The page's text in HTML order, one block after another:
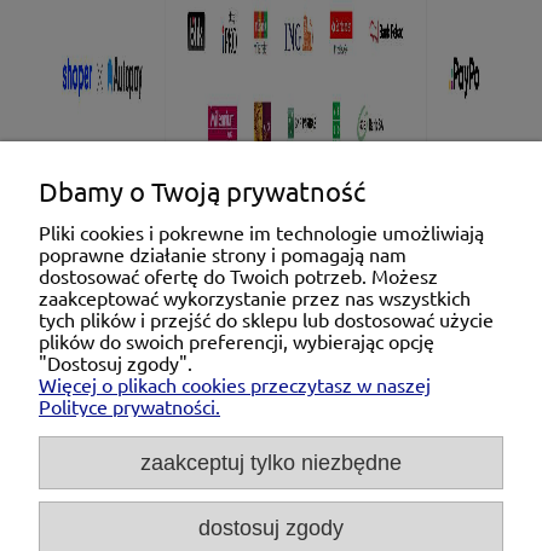
Pomoc
Moje konto
Płatności i dostawa
O nas
Michał Niedźwiecki Dobra Armatura, ul. Krakowska
Dbamy o Twoją prywatność
Pliki cookies i pokrewne im technologie umożliwiają
poprawne działanie strony i pomagają nam
dostosować ofertę do Twoich potrzeb. Możesz
zaakceptować wykorzystanie przez nas wszystkich
tych plików i przejść do sklepu lub dostosować użycie
plików do swoich preferencji, wybierając opcję
"Dostosuj zgody".
Więcej o plikach cookies przeczytasz w naszej
Polityce prywatności.
zaakceptuj tylko niezbędne
dostosuj zgody